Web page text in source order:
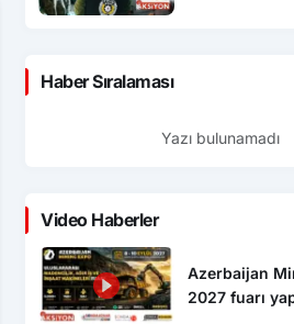
Haber Sıralaması
Yazı bulunamadı
Video Haberler
Azerbaijan
2027 fuarı